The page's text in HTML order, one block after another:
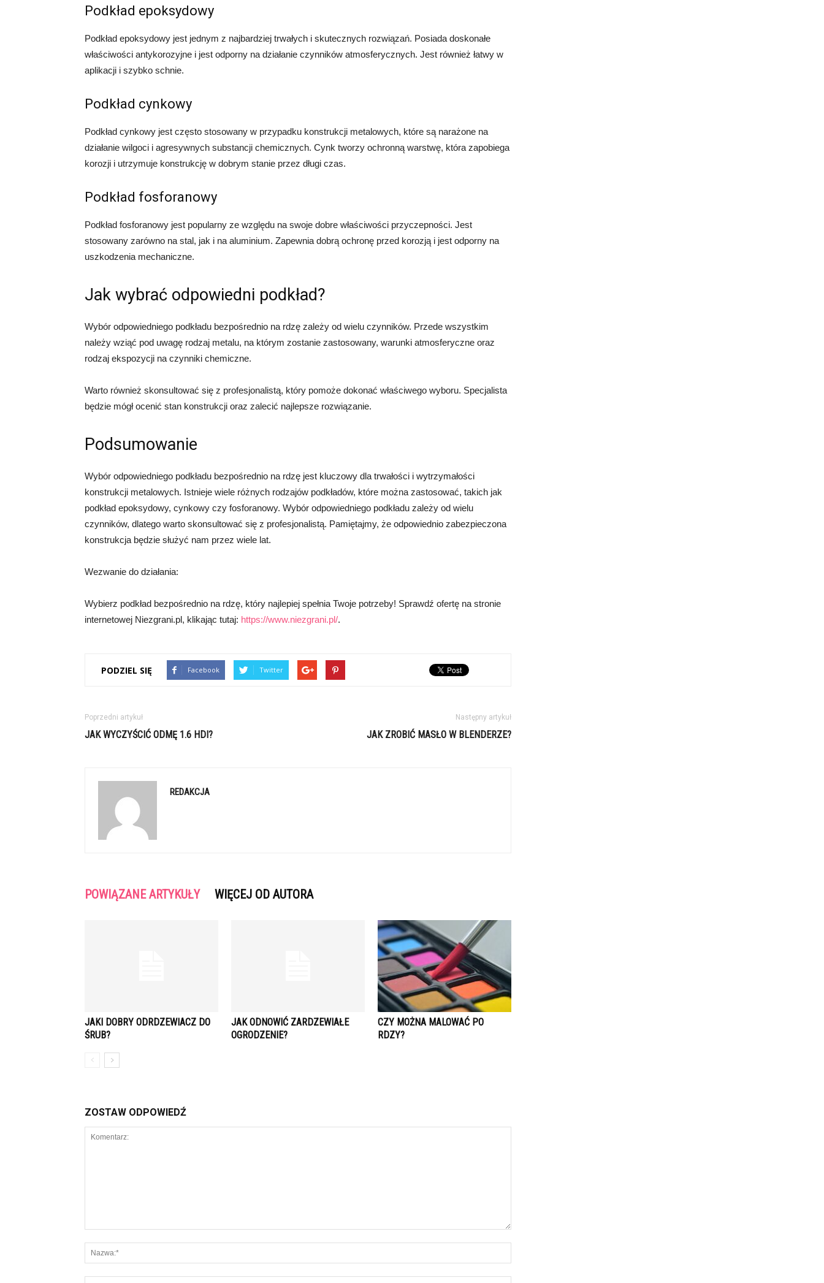
Podkład epoksydowy
Podkład epoksydowy jest jednym z najbardziej trwałych i skutecznych rozwiązań. Posiada doskonałe
właściwości antykorozyjne i jest odporny na działanie czynników atmosferycznych. Jest również łatwy w
aplikacji i szybko schnie.
Podkład cynkowy
Podkład cynkowy jest często stosowany w przypadku konstrukcji metalowych, które są narażone na
działanie wilgoci i agresywnych substancji chemicznych. Cynk tworzy ochronną warstwę, która zapobiega
korozji i utrzymuje konstrukcję w dobrym stanie przez długi czas.
Podkład fosforanowy
Podkład fosforanowy jest popularny ze względu na swoje dobre właściwości przyczepności. Jest
stosowany zarówno na stal, jak i na aluminium. Zapewnia dobrą ochronę przed korozją i jest odporny na
uszkodzenia mechaniczne.
Jak wybrać odpowiedni podkład?
Wybór odpowiedniego podkładu bezpośrednio na rdzę zależy od wielu czynników. Przede wszystkim
należy wziąć pod uwagę rodzaj metalu, na którym zostanie zastosowany, warunki atmosferyczne oraz
rodzaj ekspozycji na czynniki chemiczne.
Warto również skonsultować się z profesjonalistą, który pomoże dokonać właściwego wyboru. Specjalista
będzie mógł ocenić stan konstrukcji oraz zalecić najlepsze rozwiązanie.
Podsumowanie
Wybór odpowiedniego podkładu bezpośrednio na rdzę jest kluczowy dla trwałości i wytrzymałości
konstrukcji metalowych. Istnieje wiele różnych rodzajów podkładów, które można zastosować, takich jak
podkład epoksydowy, cynkowy czy fosforanowy. Wybór odpowiedniego podkładu zależy od wielu
czynników, dlatego warto skonsultować się z profesjonalistą. Pamiętajmy, że odpowiednio zabezpieczona
konstrukcja będzie służyć nam przez wiele lat.
Wezwanie do działania:
Wybierz podkład bezpośrednio na rdzę, który najlepiej spełnia Twoje potrzeby! Sprawdź ofertę na stronie
internetowej Niezgrani.pl, klikając tutaj: https://www.niezgrani.pl/.
PODZIEL SIĘ Facebook Twitter
Poprzedni artykuł
JAK WYCZYŚCIĆ ODMĘ 1.6 HDI?
Następny artykuł
JAK ZROBIĆ MASŁO W BLENDERZE?
REDAKCJA
POWIĄZANE ARTYKUŁY WIĘCEJ OD AUTORA
JAKI DOBRY ODRDZEWIACZ DO
ŚRUB?
JAK ODNOWIĆ ZARDZEWIAŁE
OGRODZENIE?
CZY MOŻNA MALOWAĆ PO
RDZY?
ZOSTAW ODPOWIEDŹ